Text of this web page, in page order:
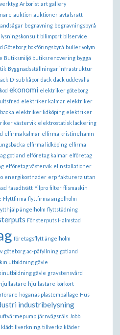
Arborist art gallery
auktion auktioner avtalsrätt
begravning begravningsbyrå
bilimport bilservice
Göteborg bokföringsbyrå buller volym
Butiksmiljö butiksrenovering bygga
Byggnadsställningar infrastruktur
D-sub kåpor däck däck uddevalla
ekonomi elektriker göteborg
elektriker kalmar elektriker
elektriker lidköping elektriker
västervik elektrostatisk lackering
elfirma kalmar elfirma kristinehamn
elfirma lidköping elfirma
gotland elföretag kalmar elföretag
elföretag västervik elinstallationer
energikostnader erp fakturera utan
fasadtvätt Filpro filter flismaskin
Flyttfirma flyttfirma ängelholm
ängelholm flyttstädning
Fönsterputs Halmstad
företagsflytt ängelholm
göteborg ac-påfyllning gotland
utbildning gävle
gävle gravstensvård
hjullastare hjullastare körkort
höganäs plastemballage Hus
industribelysning
järnvägsräls Jobb
klädtillverkning. tillverka kläder